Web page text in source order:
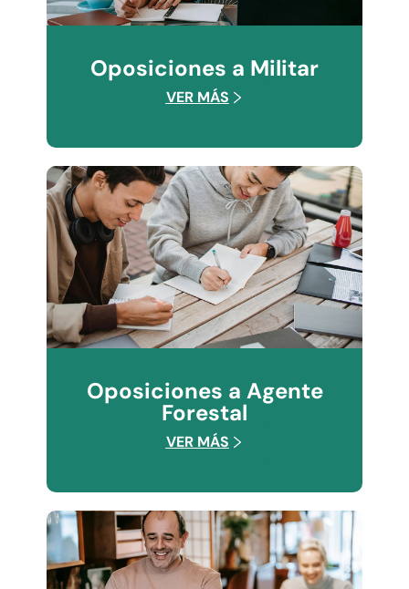
Oposiciones a Militar
VER MÁS
Oposiciones a Agente
Forestal
VER MÁS